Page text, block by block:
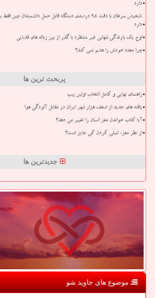
دارد
تشخیص سرطان با دقت ۹۵ درصدی دستگاه قابل حمل دانشمندان
دارد
اوج یک بارندگی شهابی غیر منتظره با گذر از بین زباله های فضایی
چرا معده خودش را هضم نمی کند؟
پربحث ترین ها
راهنمای نهایی و کامل انتخاب اولین پیپ
یافته های جدید از ضعف هزار شهر ایران در مقابل آلودگی هوا
آیا کتاب خواندن مغز انسان را تغییر می دهد؟
از نظر مغز، تنبلی کردن کی جایز است؟
جدیدترین ها
موضوع های جاوید شو